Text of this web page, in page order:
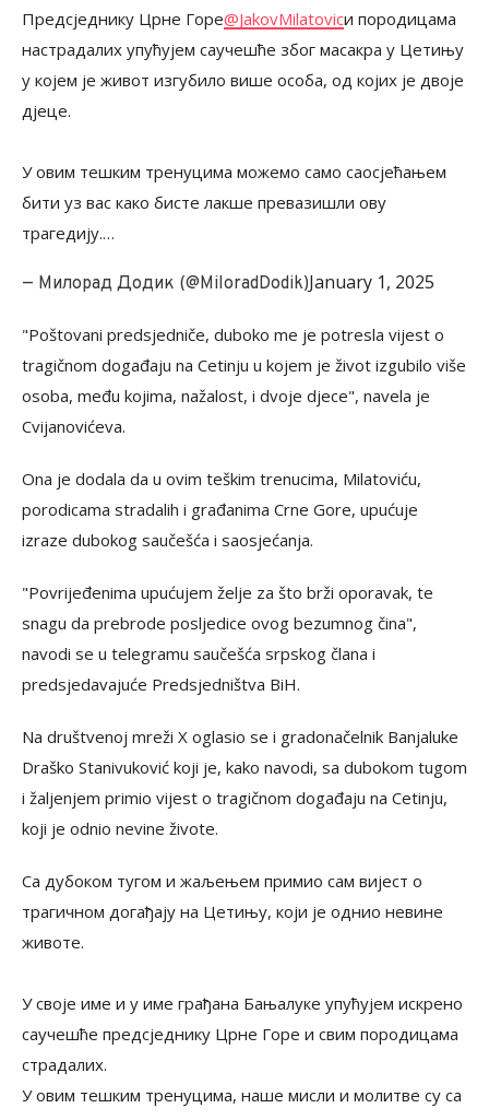
Предсједнику Црне Горе@JakovMilatovicи породицама
настрадалих упућујем саучешће због масакра у Цетињу
у којем је живот изгубило више особа, од којих је двоје
дјеце.
У овим тешким тренуцима можемо само саосјећањем
бити уз вас како бистe лакше превазишли ову
трагедију.…
— Милорад Додик (@MiloradDodik)January 1, 2025
"Poštovani predsjedniče, duboko me je potresla vijest o
tragičnom događaju na Cetinju u kojem je život izgubilo više
osoba, među kojima, nažalost, i dvoje djece", navela je
Cvijanovićeva.
Ona je dodala da u ovim teškim trenucima, Milatoviću,
porodicama stradalih i građanima Crne Gore, upućuje
izraze dubokog saučešća i saosjećanja.
"Povrijeđenima upućujem želje za što brži oporavak, te
snagu da prebrode posljedice ovog bezumnog čina",
navodi se u telegramu saučešća srpskog člana i
predsjedavajuće Predsjedništva BiH.
Na društvenoj mreži X oglasio se i gradonačelnik Banjaluke
Draško Stanivuković koji je, kako navodi, sa dubokom tugom
i žaljenjem primio vijest o tragičnom događaju na Cetinju,
koji je odnio nevine živote.
Са дубоком тугом и жаљењем примио сам вијест о
трагичном догађају на Цетињу, који је однио невине
животе.
У своје име и у име грађана Бањалуке упућујем искрено
саучешће предсједнику Црне Горе и свим породицама
страдалих.
У овим тешким тренуцима, наше мисли и молитве су са